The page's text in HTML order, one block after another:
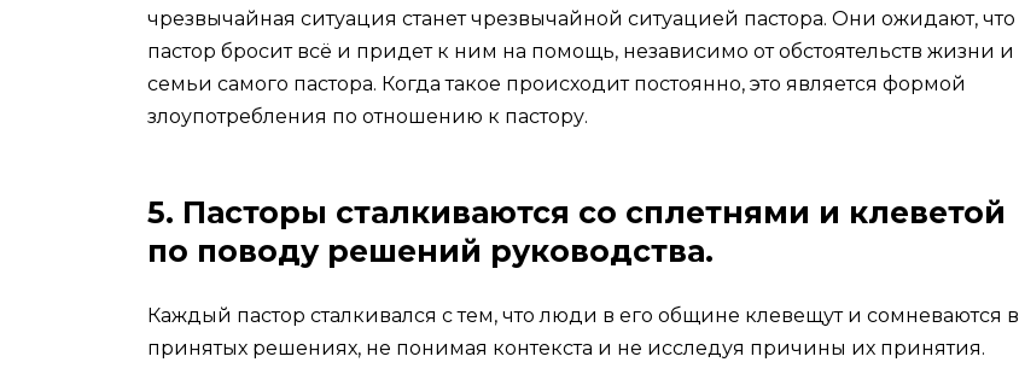
чрезвычайная ситуация станет чрезвычайной ситуацией пастора. Они ожидают, что
пастор бросит всё и придет к ним на помощь, независимо от обстоятельств жизни и
семьи самого пастора. Когда такое происходит постоянно, это является формой
злоупотребления по отношению к пастору.
5. Пасторы сталкиваются со сплетнями и клеветой
по поводу решений руководства.
Каждый пастор сталкивался с тем, что люди в его общине клевещут и сомневаются в
принятых решениях, не понимая контекста и не исследуя причины их принятия.